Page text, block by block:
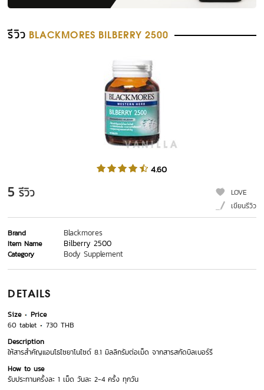
รีวิว BLACKMORES BILBERRY 2500
4.60
5 รีวิว
LOVE
เขียนรีวิว
Brand Blackmores
Item Name Bilberry 2500
Category Body Supplement
DETAILS
Size
Price
60 tablet
730 THB
Description
ให้สารสำคัญแอนโธไซยาโนไซด์ 8.1 มิลลิกรัมต่อเม็ด จากสารสกัดบิลเบอร์รี
How to use
รับประทานครั้งละ 1 เม็ด วันละ 2-4 ครั้ง ทุกวัน